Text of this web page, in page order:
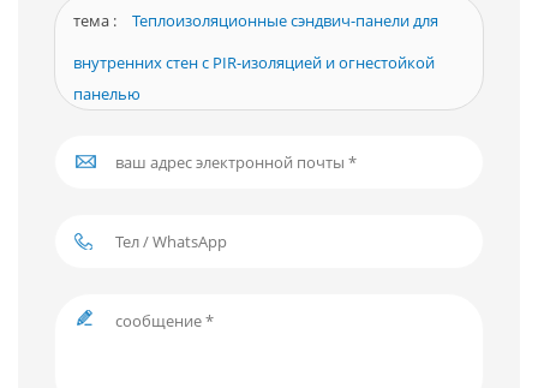
сможем.
тема :
Теплоизоляционные сэндвич-панели для
внутренних стен с PIR-изоляцией и огнестойкой
панелью